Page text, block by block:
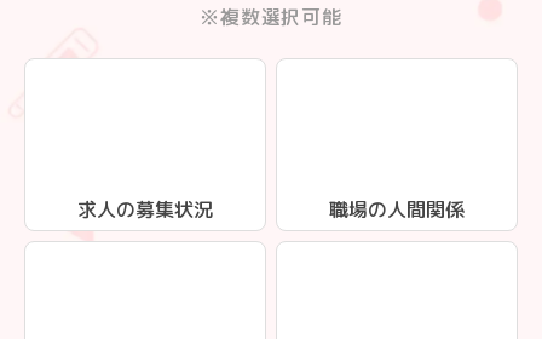
※複数選択可能
求人の募集状況 職場の人間関係